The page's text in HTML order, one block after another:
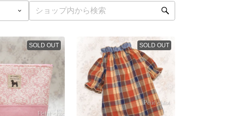
SOLD OUT SOLD OUT